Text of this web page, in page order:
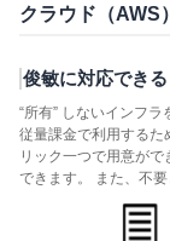
クラウド（AWS
俊敏に対応できる
“所有” しないインフ
従量課金で利用するた
リック一つで用意が
できます。 また、不